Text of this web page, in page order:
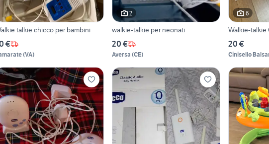
talkie chicco per bambini
€
(VA)
2
walkie-talkie per neonati
20 €
Aversa (CE)
6
Walkie-talkie
20 €
Cinisello